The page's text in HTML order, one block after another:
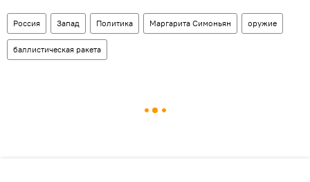
Россия Запад Политика Маргарита Симоньян оружие
баллистическая ракета